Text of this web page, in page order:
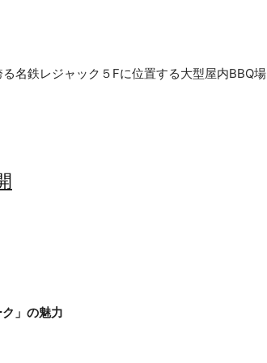
名鉄レジャック５Fに位置する大型屋内BBQ場
」の魅力